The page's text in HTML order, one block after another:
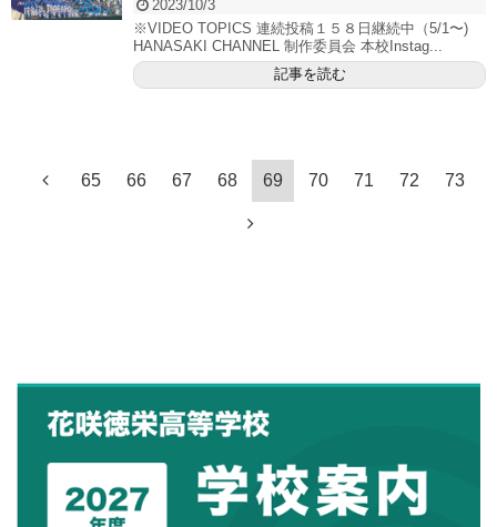
2023/10/3
※VIDEO TOPICS 連続投稿１５８日継続中（5/1〜)
HANASAKI CHANNEL 制作委員会 本校Instag...
記事を読む
65 66 67 68 69 70 71 72 73